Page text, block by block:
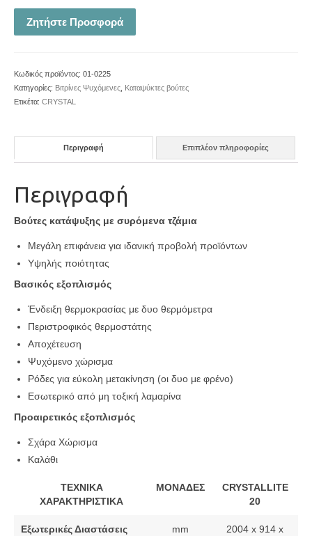
Ζητήστε Προσφορά
Κωδικός προϊόντος: 01-0225
Κατηγορίες: Βιτρίνες Ψυχόμενες Καταψύκτες βούτες
Ετικέτα: CRYSTAL
Περιγραφή Επιπλέον πληροφορίες
Περιγραφή
Βούτες κατάψυξης με συρόμενα τζάμια
Μεγάλη επιφάνεια για ιδανική προβολή προϊόντων
Υψηλής ποιότητας
Bασικός εξοπλισμός
Ένδειξη θερμοκρασίας με δυο θερμόμετρα
Περιστροφικός θερμοστάτης
Αποχέτευση
Ψυχόμενο χώρισμα
Ρόδες για εύκολη μετακίνηση (οι δυο με φρένο)
Εσωτερικό από μη τοξική λαμαρίνα
Προαιρετικός εξοπλισμός
Σχάρα Χώρισμα
Καλάθι
ΤΕΧΝΙΚΑ
ΧΑΡΑΚΤΗΡΙΣΤΙΚΑ
ΜΟΝΑΔΕΣ
CRYSTALLITE
20
Εξωτερικές Διαστάσεις
mm
2004 x 914 x